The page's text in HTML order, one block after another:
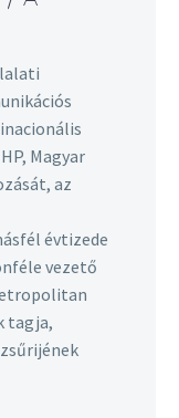
Magyar
az
évtizede
vezető
tagja,